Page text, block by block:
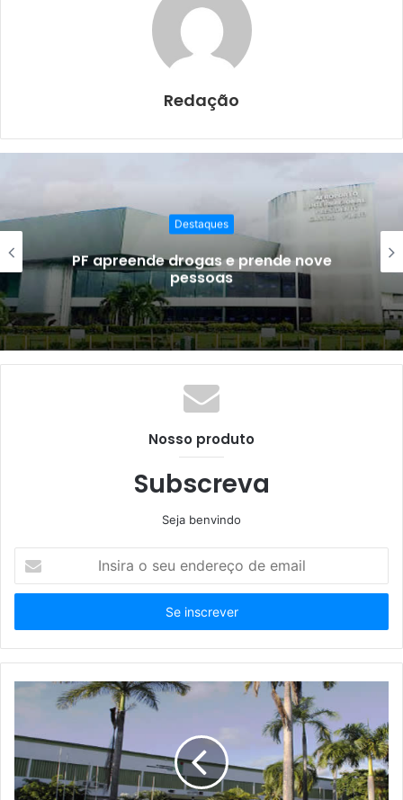
Redação
Destaques
PF apreende drogas e prende nove
pessoas
Nosso produto
Subscreva
Seja benvindo
seu
de
email